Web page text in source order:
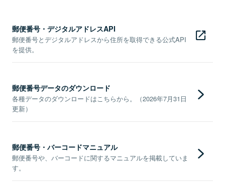
郵便番号・デジタルアドレスAPI
郵便番号とデジタルアドレスから住所を取得できる公式API
を提供。
郵便番号データのダウンロード
各種データのダウンロードはこちらから。（2026年7月31日
更新）
郵便番号・バーコードマニュアル
郵便番号や、バーコードに関するマニュアルを掲載していま
す。